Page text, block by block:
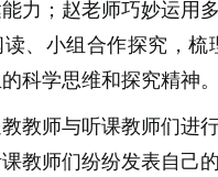
力；赵老师巧妙运用
、小组合作探究，
科学思维和探究精神。
教师与听课教师们进
教师们纷纷发表自己